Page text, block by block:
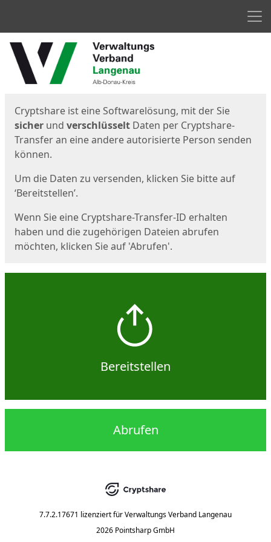
Start
Cryptshare ist eine Softwarelösung, mit der Sie
sicher und verschlüsselt Daten per Cryptshare-
Transfer an eine andere autorisierte Person senden
können.
Um die Daten zu versenden, klicken Sie bitte auf
‘Bereitstellen’.
Wenn Sie eine Cryptshare-Transfer-ID erhalten
haben und die zugehörigen Dateien abrufen
möchten, klicken Sie auf 'Abrufen'.
Bereitstellen
Abrufen
7.7.2.17671 lizenziert fürVerwaltungs Verband Langenau
2026 Pointsharp GmbH